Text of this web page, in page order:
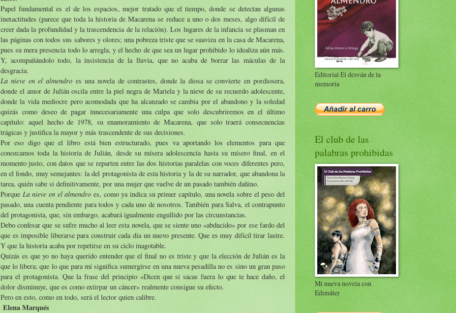
Papel fundamental es el de los espacios, mejor tratado que el tiempo, donde se detectan algunas
inexactitudes (parece que toda la historia de Macarena se reduce a uno o dos meses, algo difícil de
creer dada la profundidad y la trascendencia de la relación). Los lugares de la infancia se plasman en
las páginas con todos sus sabores y olores; una pobreza triste que se suaviza en la casa de Macarena,
pues su mera presencia todo lo arregla, y el hecho de que sea un lugar prohibido lo idealiza aún más.
Y, acompañándolo todo, la insistencia de la lluvia, que no acaba de borrar las máculas de la
desgracia.
La nieve en el almendro es una novela de contrastes, donde la diosa se convierte en pordiosera,
donde el amor de Julián oscila entre la piel negra de Mariela y la nieve de su recuerdo adolescente,
donde la vida mediocre pero acomodada que ha alcanzado se cambia por el abandono y la soledad
quizás como deseo de pagar innecesariamente una culpa que solo descubriremos en el último
capítulo: aquel hecho de 1978, su enamoramiento de Macarena, que solo traerá consecuencias
trágicas y justifica la mayor y más trascendente de sus decisiones.
Por eso digo que el libro está bien estructurado, pues va aportando los elementos para que
conozcamos toda la historia de Julián, desde su mísera adolescencia hasta su mísero final, en el
momento justo, con datos que se reparten entre las dos historias paralelas con voces diferentes pero,
en el fondo, muy semejantes: la del protagonista de esta historia y la de su narrador, que abandona la
tarea, quién sabe si definitivamente, por una mujer que vuelve de un pasado también dañino.
Porque La nieve en el almendroes, como ya indica su primer capítulo, una novela sobre el peso del
pasado, una cuenta pendiente para todos y cada uno de nosotros. También para Salva, el contrapunto
del protagonista, que, sin embargo, acabará igualmente engullido por las circunstancias.
Debo confesar que se sufre mucho al leer esta novela, que se siente uno «abducido» por ese fardo del
que es imposible liberarse para construir cada día un nuevo presente. Que es muy difícil tirar lastre.
Y que la historia acaba por repetirse en su ciclo inagotable.
Quizás es que yo no haya querido entender que el final no es triste y que la elección de Julián es la
que lo libera; que lo que para mí significa sumergirse en una nueva pesadilla no es sino un gran paso
para el protagonista. Que la frase del principio «Dicen que si sacas fuera lo que te hace daño, el
dolor disminuye, que es como extirpar un cáncer» realmente consigue su efecto.
Pero en esto, como en todo, será el lector quien calibre.
Elena Marqués
Editorial El desván de la
memoria
El club de las
palabras prohibidas
Mi nueva novela con
Edimáter